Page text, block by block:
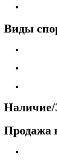
Виды
Наличие/
Продажа